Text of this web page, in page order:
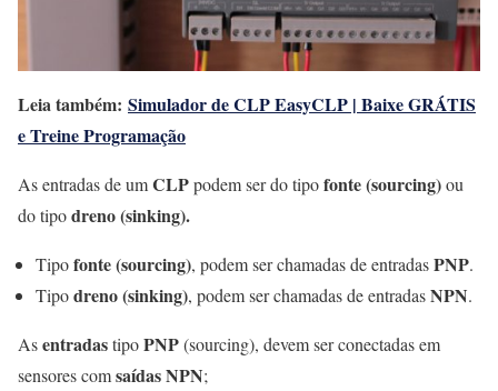
Leia também: Simulador de CLP EasyCLP | Baixe GRÁTIS
e Treine Programação
As entradas de umCLPpodem ser do tipofonte (sourcing)ou
do tipodreno (sinking).
Tipofonte (sourcing), podem ser chamadas de entradasPNP.
Tipodreno (sinking), podem ser chamadas de entradasNPN.
AsentradastipoPNP(sourcing), devem ser conectadas em
sensores comsaídas NPN;